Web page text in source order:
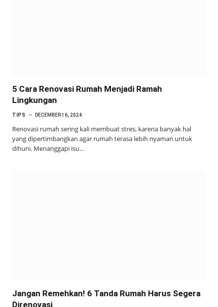
5 Cara Renovasi Rumah Menjadi Ramah
Lingkungan
TIPS DECEMBER 16, 2024
Renovasi rumah sering kali membuat stres, karena banyak hal
yang dipertimbangkan agar rumah terasa lebih nyaman untuk
dihuni. Menanggapi isu…
Jangan Remehkan! 6 Tanda Rumah Harus Segera
Direnovasi